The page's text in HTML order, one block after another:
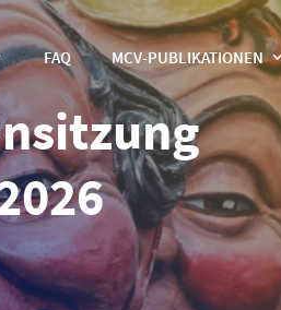
FAQ MCV-PUBLIKATIONEN